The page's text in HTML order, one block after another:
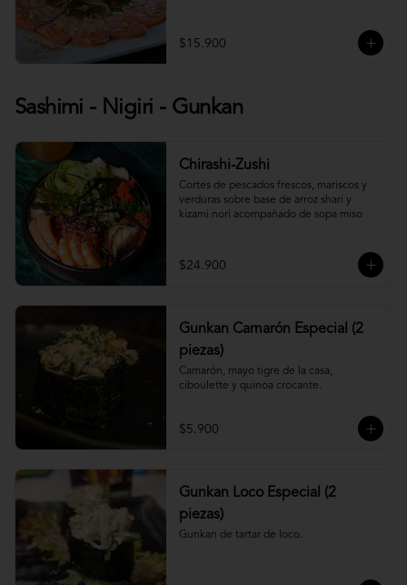
$15.900
Sashimi - Nigiri - Gunkan
Chirashi-Zushi
Cortes de pescados frescos, mariscos y
verduras sobre base de arroz shari y
kizami nori acompañado de sopa miso
$24.900
Gunkan Camarón Especial (2
piezas)
Camarón, mayo tigre de la casa,
ciboulette y quinoa crocante.
$5.900
Gunkan Loco Especial (2
piezas)
Gunkan de tartar de loco.